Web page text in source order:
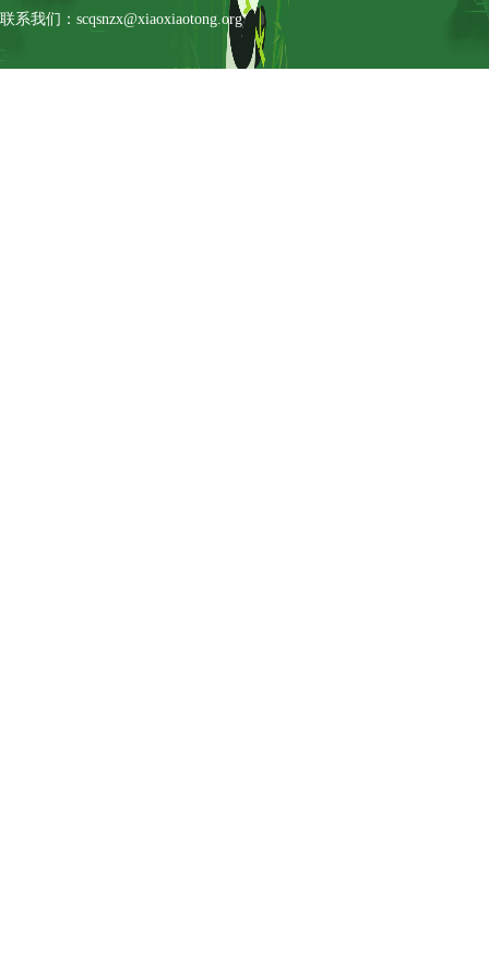
联系我们：scqsnzx@xiaoxiaotong.org